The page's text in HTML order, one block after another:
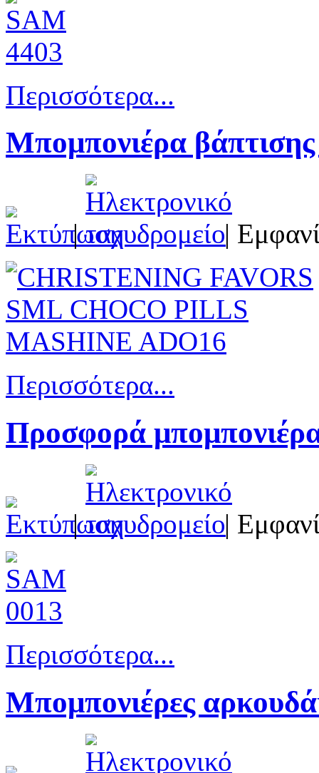
Περισσότερα...
Μπομπονιέρα
| |
Περισσότερα...
Προσφορά
| |
Περισσότερα...
Μπομπονιέρες